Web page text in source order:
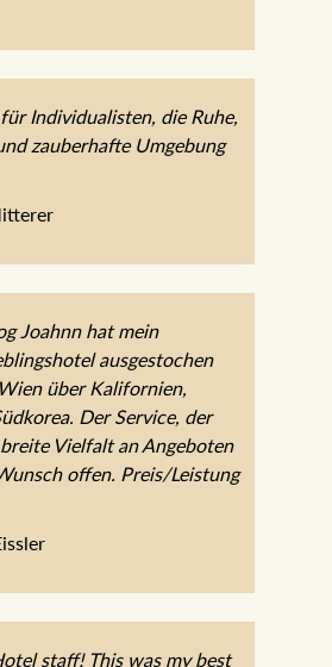
Individualisten, die Ruhe,
zauberhafte Umgebung
Joahnn hat mein
ausgestochen
über Kalifornien,
Der Service, der
Vielfalt an Angeboten
offen.